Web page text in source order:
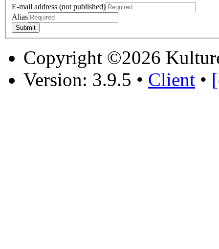
E-mail address (not published)
Alias
Copyright ©2026
Version: 3.9.5 • Client •